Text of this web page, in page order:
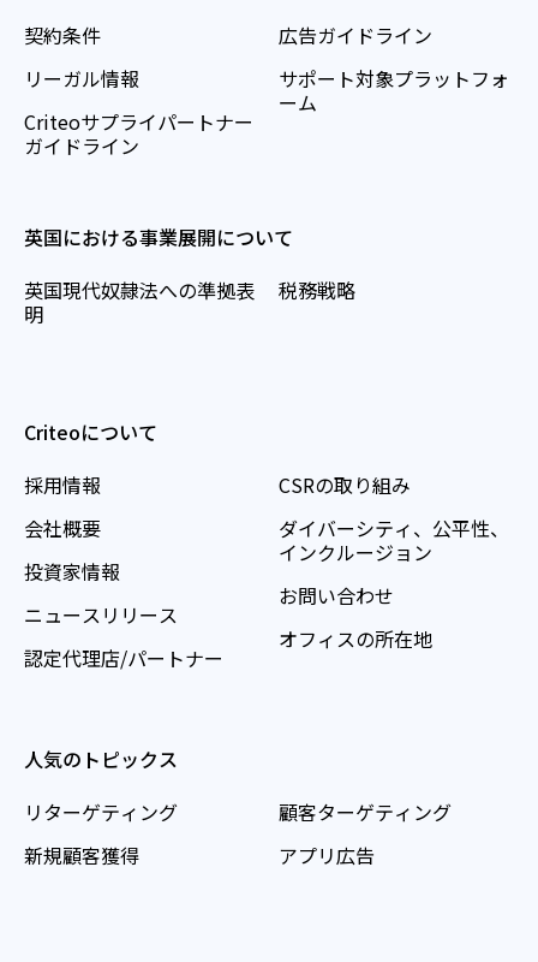
契約条件
リーガル情報
Criteoサプライパートナー
ガイドライン
広告ガイドライン
サポート対象プラットフォ
ーム
英国における事業展開について
英国現代奴隷法への準拠表
明
税務戦略
Criteoについて
採用情報
会社概要
投資家情報
ニュースリリース
認定代理店/パートナー
CSRの取り組み
ダイバーシティ、公平性、
インクルージョン
お問い合わせ
オフィスの所在地
人気のトピックス
リターゲティング
新規顧客獲得
顧客ターゲティング
アプリ広告